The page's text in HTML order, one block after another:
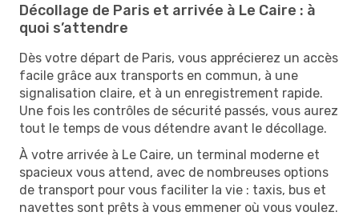
Décollage de Paris et arrivée à Le Caire : à
quoi s’attendre
Dès votre départ de Paris, vous apprécierez un accès
facile grâce aux transports en commun, à une
signalisation claire, et à un enregistrement rapide.
Une fois les contrôles de sécurité passés, vous aurez
tout le temps de vous détendre avant le décollage.
À votre arrivée à Le Caire, un terminal moderne et
spacieux vous attend, avec de nombreuses options
de transport pour vous faciliter la vie : taxis, bus et
navettes sont prêts à vous emmener où vous voulez.